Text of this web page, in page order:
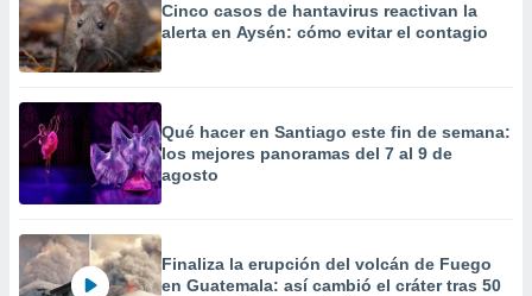
Cinco casos de hantavirus reactivan la
alerta en Aysén: cómo evitar el contagio
Qué hacer en Santiago este fin de semana:
los mejores panoramas del 7 al 9 de
agosto
Finaliza la erupción del volcán de Fuego
en Guatemala: así cambió el cráter tras 50